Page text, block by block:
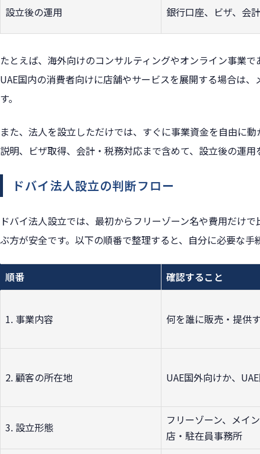
設立後の運用 銀行口座、ビザ、会
たとえば、海外向けのコンサルティングやオンライン事業
UAE国内の消費者向けに店舗やサービスを展開する場合は
す。
また、法人を設立しただけでは、すぐに事業資金を自由に
説明、ビザ取得、会計・税務対応まで含めて、設立後の運用
ドバイ法人設立の判断フロー
ドバイ法人設立では、最初からフリーゾーン名や費用だけ
ぶ方が安全です。以下の順番で整理すると、自分に必要な手
順番 確認すること
1. 事業内容 何を誰に販売・提供
2. 顧客の所在地 UAE国外向けか、
3. 設立形態
フリーゾーン、メイ
店・駐在員事務所